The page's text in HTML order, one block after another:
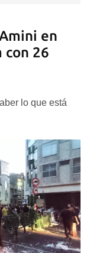
en
con 26
lo que está